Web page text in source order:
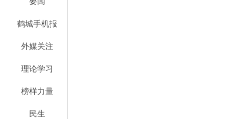
鹤城手机报
外媒关注
理论学习
榜样力量
民生